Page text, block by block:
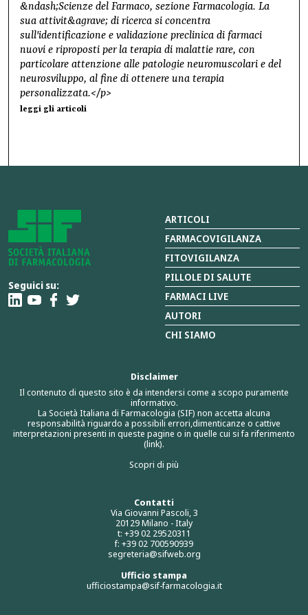
&ndash;Scienze del Farmaco, sezione Farmacologia. La
sua attivit&agrave; di ricerca si concentra
sull'identificazione e validazione preclinica di farmaci
nuovi e riproposti per la terapia di malattie rare, con
particolare attenzione alle patologie neuromuscolari e del
neurosviluppo, al fine di ottenere una terapia
personalizzata.</p>
leggi gli articoli
Seguici su:
Contatti
Via Giovanni Pascoli, 3
20129 Milano - Italy
t: +39 02 29520311
f: +39 02 700590939
segreteria@sifweb.org
Ufficio stampa
ufficiostampa@sif-farmacologia.it
Disclaimer
Il contenuto di questo sito è da intendersi come a scopo puramente
informativo.
La Società Italiana di Farmacologia (SIF) non accetta alcuna
responsabilità riguardo a possibili errori,dimenticanze o cattive
interpretazioni presenti in queste pagine o in quelle cui si fa riferimento
(link).
Scopri di più
ARTICOLI
FARMACOVIGILANZA
FITOVIGILANZA
PILLOLE DI SALUTE
FARMACI LIVE
AUTORI
CHI SIAMO